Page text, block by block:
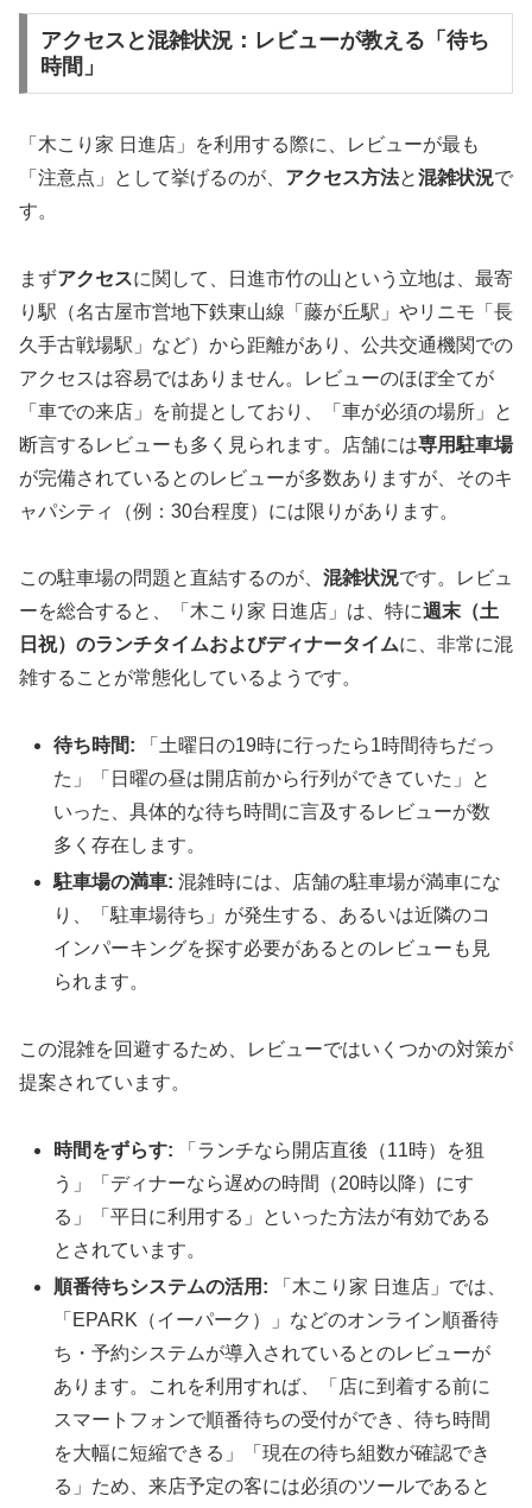
アクセスと混雑状況：レビューが教える「待ち
時間」
「木こり家 日進店」を利用する際に、レビューが最も
「注意点」として挙げるのが、 アクセス方法と混雑状況で
す。
まずアクセスに関して、日進市竹の山という立地は、最寄
り駅（名古屋市営地下鉄東山線「藤が丘駅」やリニモ「長
久手古戦場駅」など）から距離があり、公共交通機関での
アクセスは容易ではありません。レビューのほぼ全てが
「車での来店」を前提としており、「車が必須の場所」と
断言するレビューも多く見られます。店舗には専用駐車場
が完備されているとのレビューが多数ありますが、そのキ
ャパシティ（例：30台程度）には限りがあります。
この駐車場の問題と直結するのが、 混雑状況です。レビュ
ーを総合すると、「木こり家 日進店」は、特に週末（土
日祝）のランチタイムおよびディナータイムに、非常に混
雑することが常態化しているようです。
待ち時間: 「土曜日の19時に行ったら1時間待ちだっ
た」「日曜の昼は開店前から行列ができていた」と
いった、具体的な待ち時間に言及するレビューが数
多く存在します。
駐車場の満車: 混雑時には、店舗の駐車場が満車にな
り、「駐車場待ち」が発生する、あるいは近隣のコ
インパーキングを探す必要があるとのレビューも見
られます。
この混雑を回避するため、レビューではいくつかの対策が
提案されています。
時間をずらす: 「ランチなら開店直後（11時）を狙
う」「ディナーなら遅めの時間（20時以降）にす
る」「平日に利用する」といった方法が有効である
とされています。
順番待ちシステムの活用: 「木こり家 日進店」では、
「EPARK（イーパーク）」などのオンライン順番待
ち・予約システムが導入されているとのレビューが
あります。これを利用すれば、「店に到着する前に
スマートフォンで順番待ちの受付ができ、待ち時間
を大幅に短縮できる」「現在の待ち組数が確認でき
る」ため、来店予定の客には必須のツールであると